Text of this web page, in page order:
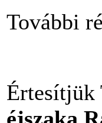
További
Értesítjük